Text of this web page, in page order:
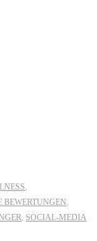
BEWERTUNGEN
SOCIAL-MEDIA